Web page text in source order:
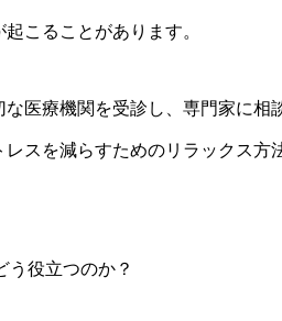
こることがあります。
医療機関を受診し、専門家に相
スを減らすためのリラックス方
う役立つのか？